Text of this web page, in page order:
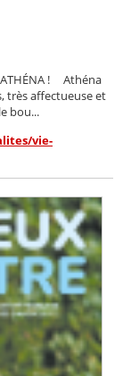
! Athéna
très affectueuse et
bou...
vie-